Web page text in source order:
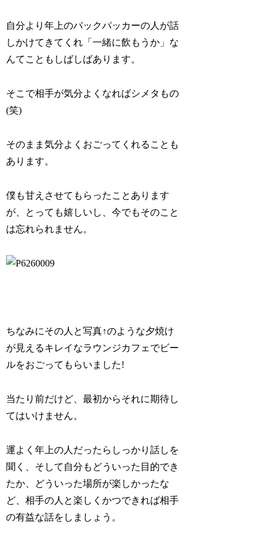
自分より年上のバックパッカーの人が話
しかけてきてくれ「一緒に飲もうか」な
んてこともしばしばあります。
そこで相手が気分よくなればシメタもの
(笑)
そのまま気分よくおごってくれることも
あります。
僕も甘えさせてもらったことあります
が、とっても嬉しいし、今でもそのこと
は忘れられません。
ちなみにその人と写真↑のような夕焼け
が見えるキレイなラウンジカフェでビー
ルをおごってもらいました!
当たり前だけど、最初からそれに期待し
てはいけません。
運よく年上の人だったらしっかり話しを
聞く、そして自分もどういった目的でき
たか、どういった場所が楽しかったな
ど、相手の人と楽しくかつできれば相手
の有益な話をしましょう。